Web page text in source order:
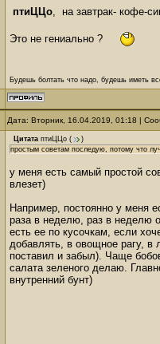
птиЦЦо, на завтрак- кофе-
Это не гениально ?
Будешь болтать что надо, будешь иметь
Дата: Вторник, 16.04.2019, 01:18 |
Цитата птиЦЦо (
)
простым советам последую, потому что
у меня есть самый простой
влезет)
Например, постоянно у меня
раза в неделю, раз в неделю
есть ее по кусочкам, если
добавлять, в овощное рагу, в
поставил и забыл). Чаще
салата зеленого делаю.
внутренний бунт)